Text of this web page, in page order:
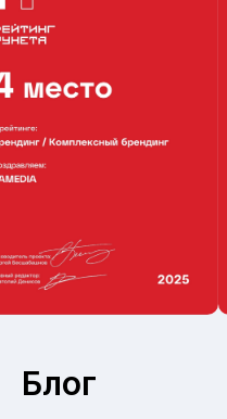
Блог